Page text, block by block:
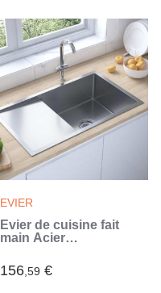
EVIER
Évier de cuisine fait
main Acier
156,59 €